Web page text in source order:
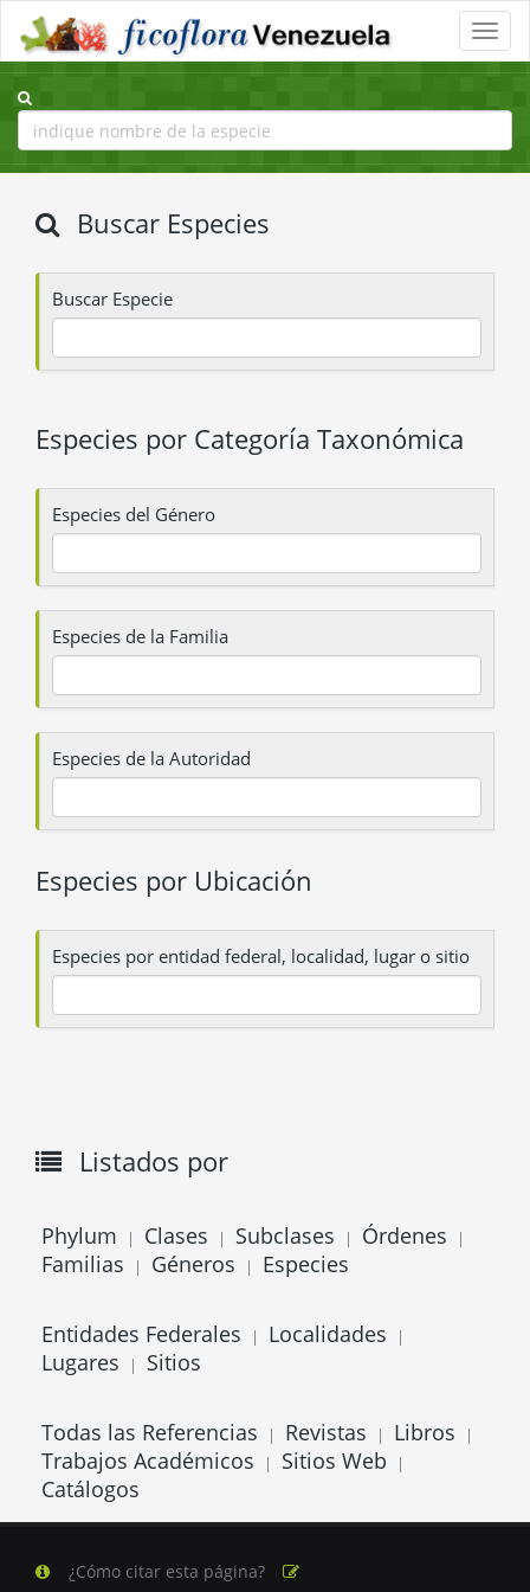
Toggle
Buscar Especies
Buscar Especie
Especies por Categoría Taxonómica
Especies del Género
Especies de la Familia
Especies de la Autoridad
Especies por Ubicación
Especies por entidad federal, localidad, lugar o sitio
Listados por
Phylum | Clases | Subclases | Órdenes |
Familias | Géneros | Especies
Entidades Federales | Localidades |
Lugares | Sitios
Todas las Referencias | Revistas | Libros |
Trabajos Académicos | Sitios Web |
Catálogos
¿Cómo citar esta página?